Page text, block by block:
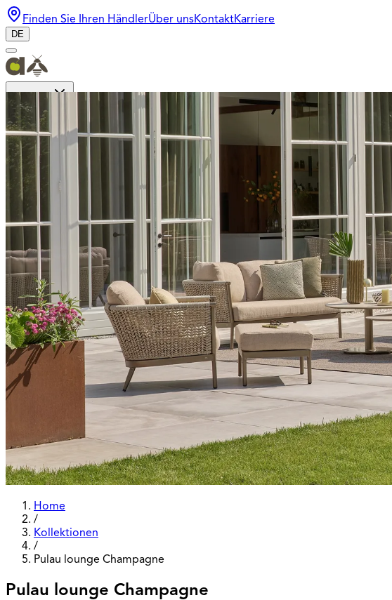
Finden Sie Ihren HändlerÜber unsKontaktKarriere
DE
Kollektion Inspiration Bee Wett Design
Login für Händler
Home
/
Kollektionen
/
Pulau lounge Champagne
Pulau lounge Champagne